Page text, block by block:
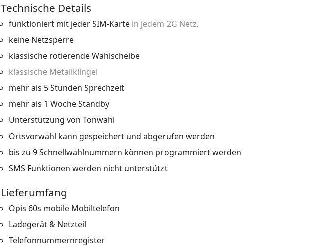
Technische Details
funktioniert mit jeder SIM-Karte in jedem 2G Netz.
keine Netzsperre
klassische rotierende Wählscheibe
klassische Metallklingel
mehr als 5 Stunden Sprechzeit
mehr als 1 Woche Standby
Unterstützung von Tonwahl
Ortsvorwahl kann gespeichert und abgerufen werden
bis zu 9 Schnellwahlnummern können programmiert werden
SMS Funktionen werden nicht unterstützt
Lieferumfang
Opis 60s mobile Mobiltelefon
Ladegerät & Netzteil
Telefonnummernregister